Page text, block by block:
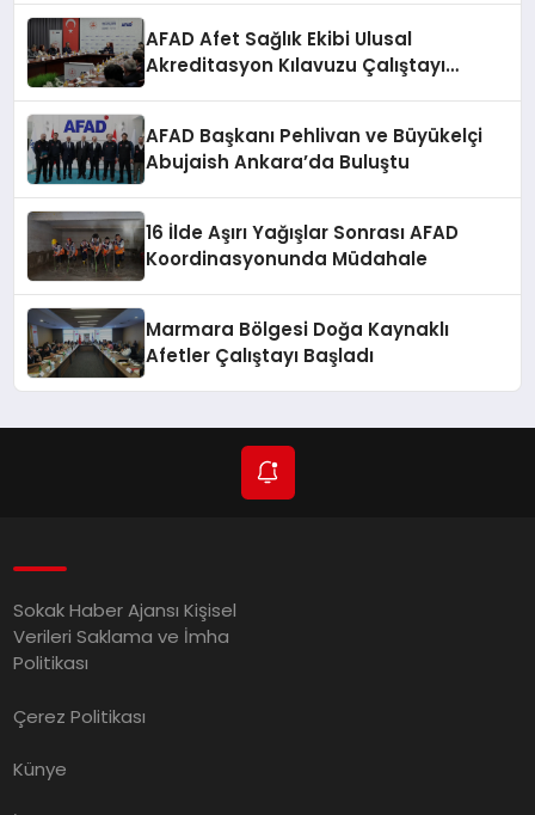
AFAD Afet Sağlık Ekibi Ulusal
Akreditasyon Kılavuzu Çalıştayı
AFAD Başkanı Pehlivan ve Büyükelçi
Abujaish Ankara’da Buluştu
16 İlde Aşırı Yağışlar Sonrası AFAD
Koordinasyonunda Müdahale
Marmara Bölgesi Doğa Kaynaklı
Afetler Çalıştayı Başladı
Sokak Haber Ajansı Kişisel
Verileri Saklama ve İmha
Politikası
Çerez Politikası
Künye